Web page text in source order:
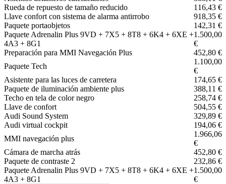
Rueda de repuesto de tamaño reducido
116,43 €
Llave confort con sistema de alarma antirrobo
918,35 €
Paquete portaobjetos
142,31 €
Paquete Adrenalin Plus 9VD + 7X5 + 8T8 + 6K4 + 6XE +
4A3 + 8G1
1.500,00
€
Preparación para MMI Navegación Plus
452,80 €
Paquete Tech
1.100,00
€
Asistente para las luces de carretera
174,65 €
Paquete de iluminación ambiente plus
388,11 €
Techo en tela de color negro
258,74 €
Llave de confort
504,55 €
Audi Sound System
329,89 €
Audi virtual cockpit
194,06 €
MMI navegación plus
1.966,06
€
Cámara de marcha atrás
452,80 €
Paquete de contraste 2
232,86 €
Paquete Adrenalin Plus 9VD + 7X5 + 8T8 + 6K4 + 6XE +
4A3 + 8G1
1.500,00
€